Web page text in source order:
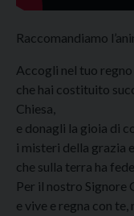
Raccomandiamo
Accogli nel tuo regno
che hai costituito
Chiesa,
e donagli la gioia di
i misteri della grazia
che sulla terra ha
Per il nostro Signore
e vive e regna con te,